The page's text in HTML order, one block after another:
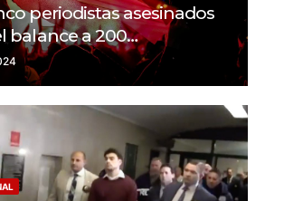
periodistas asesinados
balance a 200
de la prensa muertos